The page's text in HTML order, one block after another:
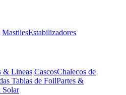
MastilesEstabilizadores
& Lineas CascosChalecos de
Tablas de FoilPartes &
Solar